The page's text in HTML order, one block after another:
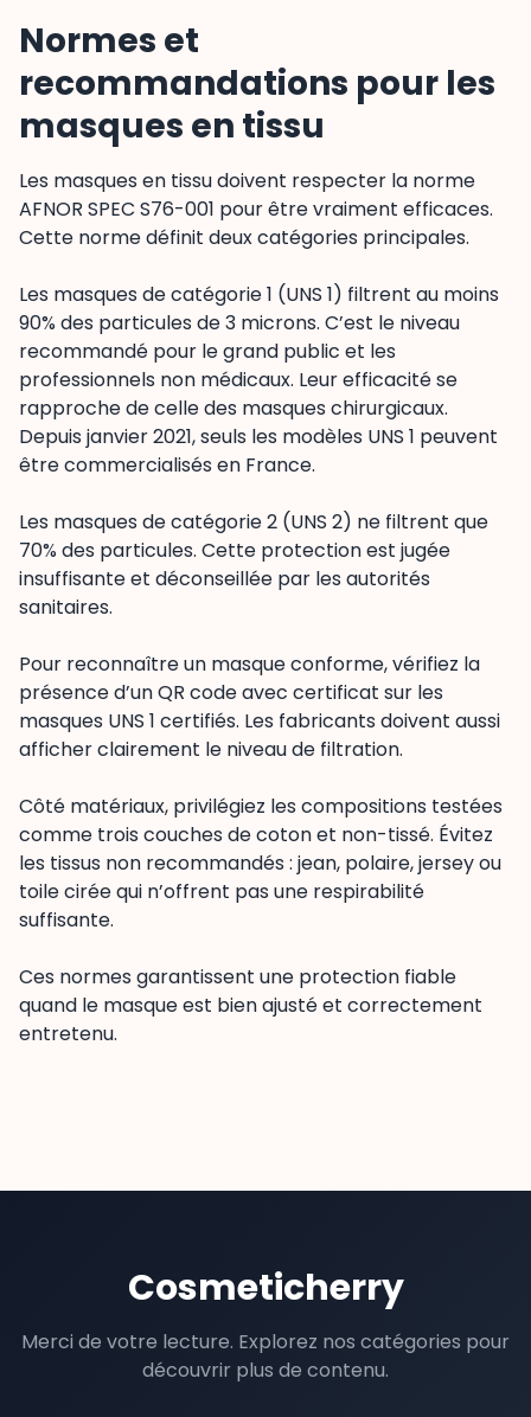
Normes et
recommandations pour les
masques en tissu
Les masques en tissu doivent respecter la norme
AFNOR SPEC S76-001 pour être vraiment efficaces.
Cette norme définit deux catégories principales.
Les masques de catégorie 1 (UNS 1) filtrent au moins
90% des particules de 3 microns. C’est le niveau
recommandé pour le grand public et les
professionnels non médicaux. Leur efficacité se
rapproche de celle des masques chirurgicaux.
Depuis janvier 2021, seuls les modèles UNS 1 peuvent
être commercialisés en France.
Les masques de catégorie 2 (UNS 2) ne filtrent que
70% des particules. Cette protection est jugée
insuffisante et déconseillée par les autorités
sanitaires.
Pour reconnaître un masque conforme, vérifiez la
présence d’un QR code avec certificat sur les
masques UNS 1 certifiés. Les fabricants doivent aussi
afficher clairement le niveau de filtration.
Côté matériaux, privilégiez les compositions testées
comme trois couches de coton et non-tissé. Évitez
les tissus non recommandés : jean, polaire, jersey ou
toile cirée qui n’offrent pas une respirabilité
suffisante.
Ces normes garantissent une protection fiable
quand le masque est bien ajusté et correctement
entretenu.
Cosmeticherry
Merci de votre lecture. Explorez nos catégories pour
découvrir plus de contenu.